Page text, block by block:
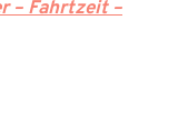
– Fahrtzeit –